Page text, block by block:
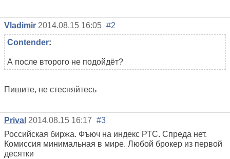
Vladimir 2014.08.15 16:05 #2
Contender:
А после второго не подойдёт?
Пишите, не стесняйтесь
Prival 2014.08.15 16:17 #3
Российская биржа. Фъюч на индекс РТС. Спреда нет.
Комиссия минимальная в мире. Любой брокер из первой
десятки